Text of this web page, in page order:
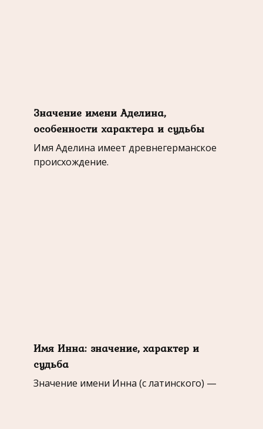
Значение имени Аделина,
особенности характера и судьбы
Имя Аделина имеет древнегерманское
происхождение.
Имя Инна: значение, характер и
судьба
Значение имени Инна (с латинского) —